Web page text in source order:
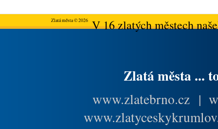
Zlatá města © 2026V 16 zlatých městech
Zlatá města ...
www.zlatebrno.cz |